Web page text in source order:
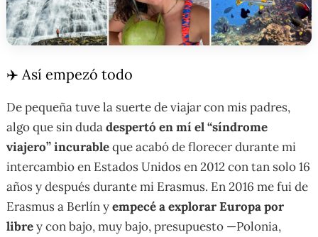
✈️ Así empezó todo
De pequeña tuve la suerte de viajar con mis padres,
algo que sin dudadespertó en mí el “síndrome
viajero” incurableque acabó de florecer durante mi
intercambio en Estados Unidos en 2012 con tan solo 16
años y después durante mi Erasmus. En 2016 me fui de
Erasmus a Berlín yempecé a explorar Europa por
librey con bajo, muy bajo, presupuesto —Polonia,